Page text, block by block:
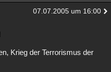
07.07.2005 um 16:00
Krieg der Terrorismus der